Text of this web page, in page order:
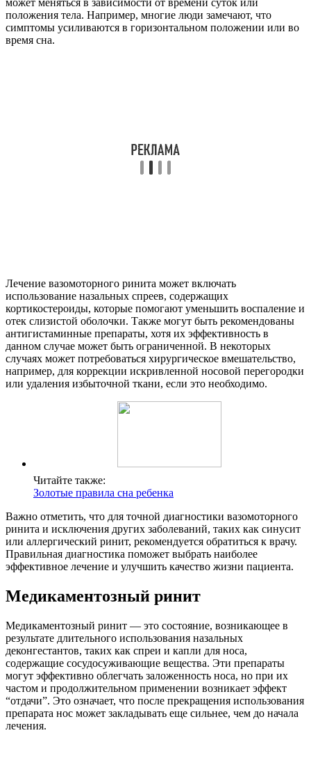
положения тела. Например, многие люди замечают, что
симптомы усиливаются в горизонтальном положении или во
время сна.
Лечение вазомоторного ринита может включать
использование назальных спреев, содержащих
кортикостероиды, которые помогают уменьшить воспаление и
отек слизистой оболочки. Также могут быть рекомендованы
антигистаминные препараты, хотя их эффективность в
данном случае может быть ограниченной. В некоторых
случаях может потребоваться хирургическое вмешательство,
например, для коррекции искривленной носовой перегородки
или удаления избыточной ткани, если это необходимо.
Читайте также:
Золотые правила сна ребенка
Важно отметить, что для точной диагностики вазомоторного
ринита и исключения других заболеваний, таких как синусит
или аллергический ринит, рекомендуется обратиться к врачу.
Правильная диагностика поможет выбрать наиболее
эффективное лечение и улучшить качество жизни пациента.
Медикаментозный ринит
Медикаментозный ринит — это состояние, возникающее в
результате длительного использования назальных
деконгестантов, таких как спреи и капли для носа,
содержащие сосудосуживающие вещества. Эти препараты
могут эффективно облегчать заложенность носа, но при их
частом и продолжительном применении возникает эффект
“отдачи”. Это означает, что после прекращения использования
препарата нос может закладывать еще сильнее, чем до начала
лечения.